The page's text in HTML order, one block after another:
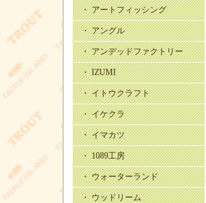
・ アートフィッシング
・ アングル
・ アンデッドファクトリー
・ IZUMI
・ イトウクラフト
・ イケクラ
・ イマカツ
・ 1089工房
・ ウォーターランド
・ ウッドリーム